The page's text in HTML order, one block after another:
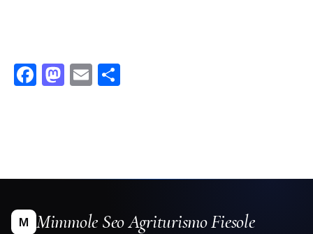
Facebook
Mastodon
Email
M Mimmole Seo Agriturismo Fiesole